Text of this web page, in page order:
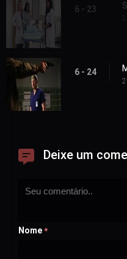
6 - 23
6 - 24
Deixe um
Nome *